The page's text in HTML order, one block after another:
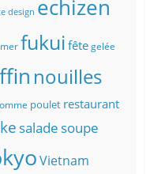
design echizen
fukui fête gelée
nouilles
poulet restaurant
salade soupe
Vietnam